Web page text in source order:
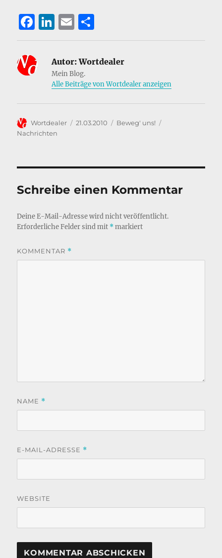
F
a
c
e
o
o
k
Li
n
k
e
d
I
n
E
m
ai
l
ei
le
n
Autor:Wortdealer
Mein Blog.
Alle Beiträge von Wortdealer anzeigen
Autor
Wortdealer
Veröffentlicht
21.03.2010 Kategorien
Beweg' uns!
Nachrichten
Schreibe einen Kommentar
Deine E-Mail-Adresse wird nicht veröffentlicht.
Erforderliche Felder sind mit *markiert
KOMMENTAR *
NAME *
E-MAIL-ADRESSE *
WEBSITE